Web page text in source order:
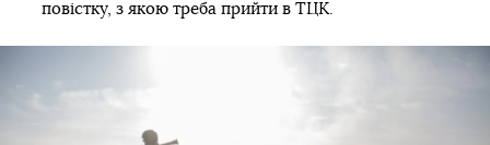
повістку, з якою треба прийти в ТЦК.